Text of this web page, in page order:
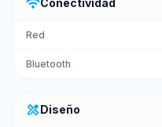
Conectividad
Red
Bluetooth
design_servicesDiseño